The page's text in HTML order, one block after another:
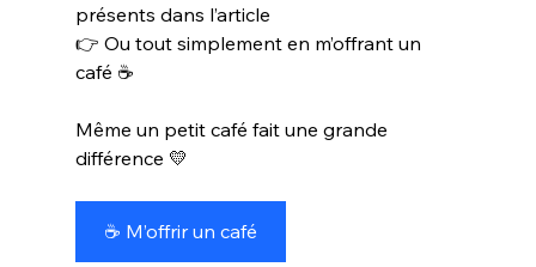
présents dans l’article
👉 Ou tout simplement en m’offrant un
café ☕
Même un petit café fait une grande
différence 💛
☕ M’offrir un café